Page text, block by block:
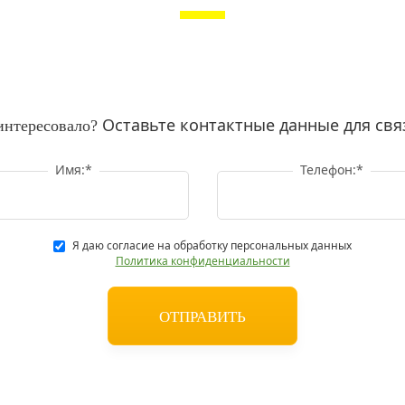
Оставьте контактные данные для
Имя:* Телефон:*
Я даю согласие на обработку персональных данных
Политика конфиденциальности